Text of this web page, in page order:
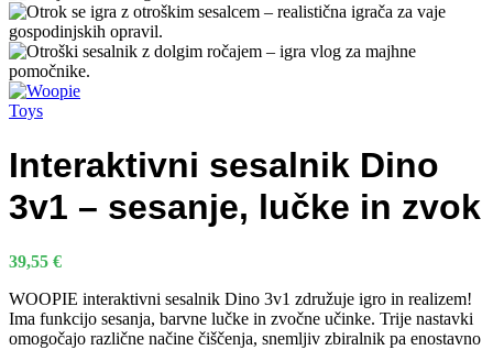
Interaktivni sesalnik Dino
3v1 – sesanje, lučke in zvok
39,55 €
WOOPIE interaktivni sesalnik Dino 3v1 združuje igro in realizem!
Ima funkcijo sesanja, barvne lučke in zvočne učinke. Trije nastavki
omogočajo različne načine čiščenja, snemljiv zbiralnik pa enostavno